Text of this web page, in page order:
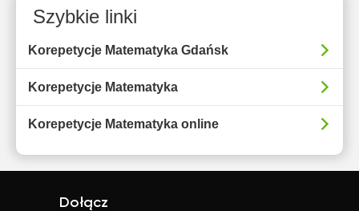
Szybkie linki
Korepetycje Matematyka Gdańsk
Korepetycje Matematyka
Korepetycje Matematyka online
Dołącz